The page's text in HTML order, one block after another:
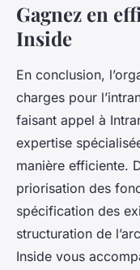
Gagnez en
Inside
En conclusion,
charges pour
faisant appel à
expertise
manière efficiente.
priorisation des
spécification des
structuration de
Inside vous